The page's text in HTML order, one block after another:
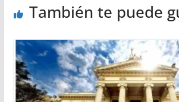
También te puede